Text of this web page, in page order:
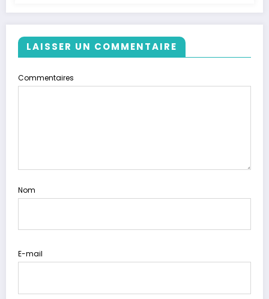
LAISSER UN COMMENTAIRE
Commentaires
Nom
E-mail